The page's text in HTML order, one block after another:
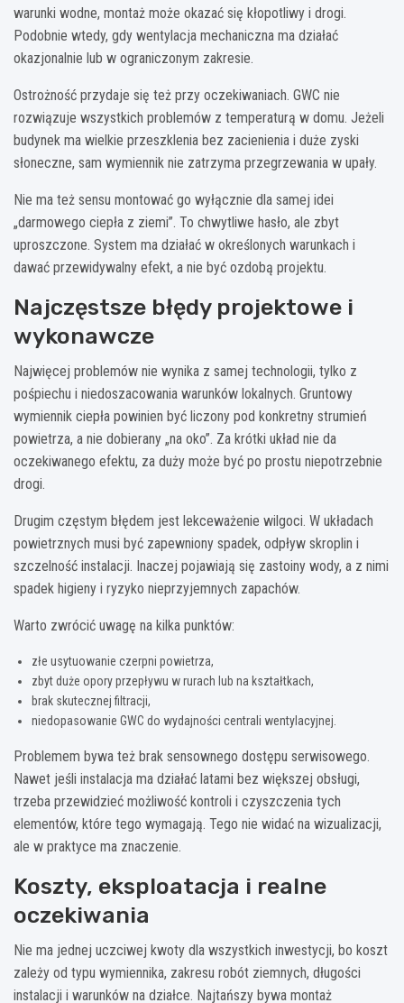
warunki wodne, montaż może okazać się kłopotliwy i drogi.
Podobnie wtedy, gdy wentylacja mechaniczna ma działać
okazjonalnie lub w ograniczonym zakresie.
Ostrożność przydaje się też przy oczekiwaniach. GWC nie
rozwiązuje wszystkich problemów z temperaturą w domu. Jeżeli
budynek ma wielkie przeszklenia bez zacienienia i duże zyski
słoneczne, sam wymiennik nie zatrzyma przegrzewania w upały.
Nie ma też sensu montować go wyłącznie dla samej idei
„darmowego ciepła z ziemi”. To chwytliwe hasło, ale zbyt
uproszczone. System ma działać w określonych warunkach i
dawać przewidywalny efekt, a nie być ozdobą projektu.
Najczęstsze błędy projektowe i
wykonawcze
Najwięcej problemów nie wynika z samej technologii, tylko z
pośpiechu i niedoszacowania warunków lokalnych. Gruntowy
wymiennik ciepła powinien być liczony pod konkretny strumień
powietrza, a nie dobierany „na oko”. Za krótki układ nie da
oczekiwanego efektu, za duży może być po prostu niepotrzebnie
drogi.
Drugim częstym błędem jest lekceważenie wilgoci. W układach
powietrznych musi być zapewniony spadek, odpływ skroplin i
szczelność instalacji. Inaczej pojawiają się zastoiny wody, a z nimi
spadek higieny i ryzyko nieprzyjemnych zapachów.
Warto zwrócić uwagę na kilka punktów:
złe usytuowanie czerpni powietrza,
zbyt duże opory przepływu w rurach lub na kształtkach,
brak skutecznej filtracji,
niedopasowanie GWC do wydajności centrali wentylacyjnej.
Problemem bywa też brak sensownego dostępu serwisowego.
Nawet jeśli instalacja ma działać latami bez większej obsługi,
trzeba przewidzieć możliwość kontroli i czyszczenia tych
elementów, które tego wymagają. Tego nie widać na wizualizacji,
ale w praktyce ma znaczenie.
Koszty, eksploatacja i realne
oczekiwania
Nie ma jednej uczciwej kwoty dla wszystkich inwestycji, bo koszt
zależy od typu wymiennika, zakresu robót ziemnych, długości
instalacji i warunków na działce. Najtańszy bywa montaż